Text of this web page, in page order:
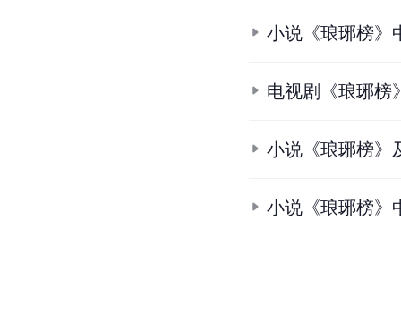
小说《琅琊榜》
电视剧《琅琊榜
小说《琅琊榜》
小说《琅琊榜》